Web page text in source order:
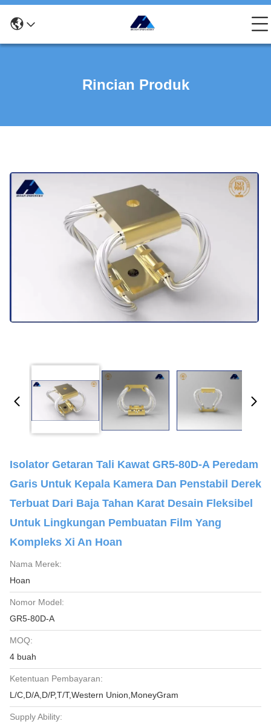
Rincian Produk
Isolator Getaran Tali Kawat GR5-80D-A Peredam
Garis Untuk Kepala Kamera Dan Penstabil Derek
Terbuat Dari Baja Tahan Karat Desain Fleksibel
Untuk Lingkungan Pembuatan Film Yang
Kompleks Xi An Hoan
Nama Merek:
Hoan
Nomor Model:
GR5-80D-A
MOQ:
4 buah
Ketentuan Pembayaran:
L/C,D/A,D/P,T/T,Western Union,MoneyGram
Supply Ability: